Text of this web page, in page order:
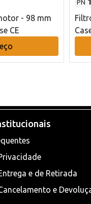
- 98 mm
CE
PN
e de Retirada
e